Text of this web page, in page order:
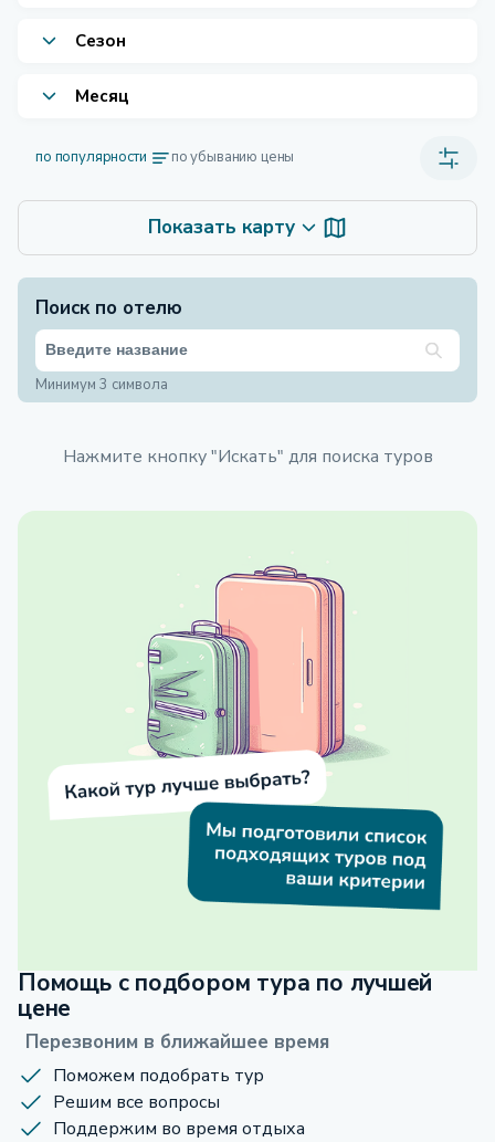
Сезон
Месяц
по популярности по убыванию цены
Показать карту
Поиск по отелю
Минимум 3 символа
Нажмите кнопку "Искать" для поиска туров
Помощь с подбором тура по лучшей
цене
Перезвоним в ближайшее время
Поможем подобрать тур
Решим все вопросы
Поддержим во время отдыха